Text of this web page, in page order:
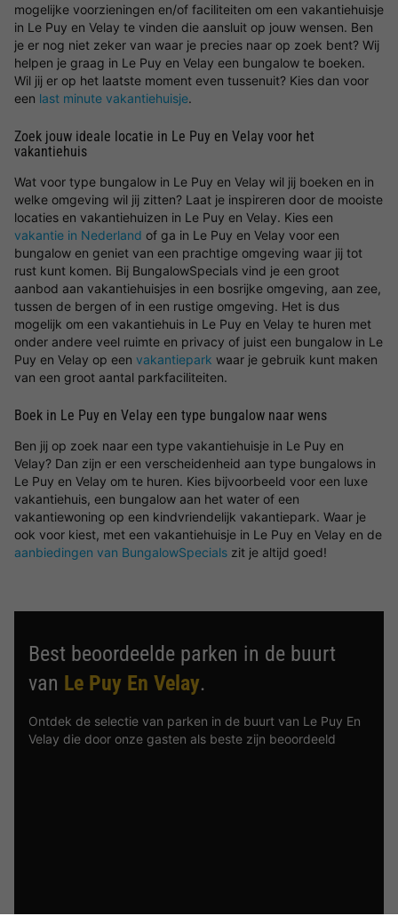
mogelijke voorzieningen en/of faciliteiten om een vakantiehuisje
in Le Puy en Velay te vinden die aansluit op jouw wensen. Ben
je er nog niet zeker van waar je precies naar op zoek bent? Wij
helpen je graag in Le Puy en Velay een bungalow te boeken.
Wil jij er op het laatste moment even tussenuit? Kies dan voor
een last minute vakantiehuisje.
Zoek jouw ideale locatie in Le Puy en Velay voor het
vakantiehuis
Wat voor type bungalow in Le Puy en Velay wil jij boeken en in
welke omgeving wil jij zitten? Laat je inspireren door de mooiste
locaties en vakantiehuizen in Le Puy en Velay. Kies een
vakantie in Nederland of ga in Le Puy en Velay voor een
bungalow en geniet van een prachtige omgeving waar jij tot
rust kunt komen. Bij BungalowSpecials vind je een groot
aanbod aan vakantiehuisjes in een bosrijke omgeving, aan zee,
tussen de bergen of in een rustige omgeving. Het is dus
mogelijk om een vakantiehuis in Le Puy en Velay te huren met
onder andere veel ruimte en privacy of juist een bungalow in Le
Puy en Velay op een vakantiepark waar je gebruik kunt maken
van een groot aantal parkfaciliteiten.
Boek in Le Puy en Velay een type bungalow naar wens
Ben jij op zoek naar een type vakantiehuisje in Le Puy en
Velay? Dan zijn er een verscheidenheid aan type bungalows in
Le Puy en Velay om te huren. Kies bijvoorbeeld voor een luxe
vakantiehuis, een bungalow aan het water of een
vakantiewoning op een kindvriendelijk vakantiepark. Waar je
ook voor kiest, met een vakantiehuisje in Le Puy en Velay en de
aanbiedingen van BungalowSpecials zit je altijd goed!
Best beoordeelde parken in de buurt
van Le Puy En Velay.
Ontdek de selectie van parken in de buurt van Le Puy En
Velay die door onze gasten als beste zijn beoordeeld